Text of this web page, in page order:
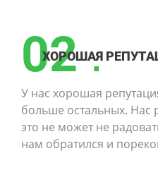
02.
ХОРОШАЯ
У нас хорошая
больше остальных. Нас
это не может не
нам обратился и